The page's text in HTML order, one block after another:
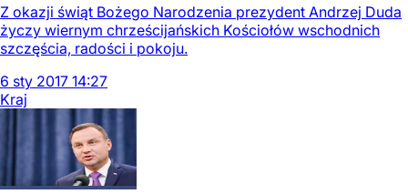
Z okazji świąt Bożego Narodzenia prezydent Andrzej Duda
życzy wiernym chrześcijańskich Kościołów wschodnich
szczęścia, radości i pokoju.
6 sty 2017 14:27
Kraj